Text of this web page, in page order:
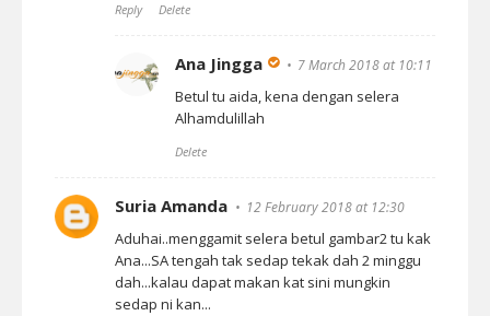
Reply Delete
Ana Jingga 7 March 2018 at 10:11
Betul tu aida, kena dengan selera
Alhamdulillah
Delete
Suria Amanda 12 February 2018 at 12:30
Aduhai..menggamit selera betul gambar2 tu kak
Ana...SA tengah tak sedap tekak dah 2 minggu
dah...kalau dapat makan kat sini mungkin
sedap ni kan...